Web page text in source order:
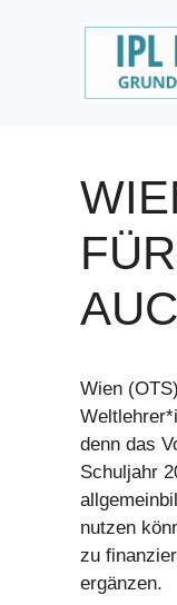
Wien
denn das
Schuljahr
nutzen
zu
ergänzen.